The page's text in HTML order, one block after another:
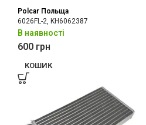
Polcar Польща
6026FL-2, KH6062387
В наявності
600 грн
КОШИК